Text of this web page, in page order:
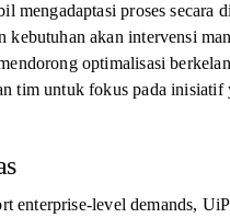
mengadaptasi proses secara
kebutuhan akan intervensi
optimalisasi
tim untuk fokus pada inisiatif
enterprise-level demands,